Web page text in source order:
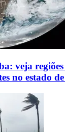
veja
no estado